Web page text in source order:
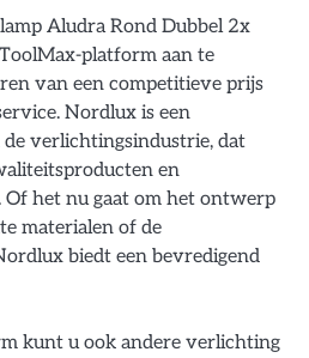
Aludra Rond Dubbel 2x
platform aan te
van een competitieve prijs
Nordlux is een
verlichtingsindustrie, dat
en
het nu gaat om het ontwerp
materialen of de
biedt een bevredigend
kunt u ook andere verlichting